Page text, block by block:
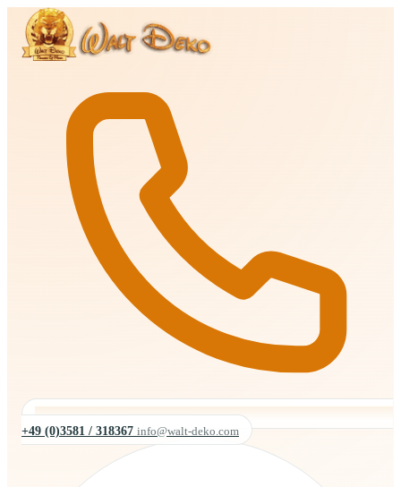
+49 (0)3581 / 318367 info@walt-deko.com